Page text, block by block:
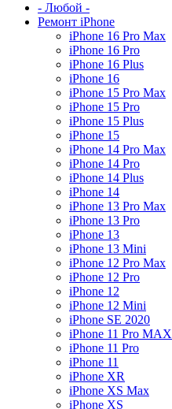
- Любой -
Ремонт iPhone
iPhone 16 Pro Max
iPhone 16 Pro
iPhone 16 Plus
iPhone 16
iPhone 15 Pro Max
iPhone 15 Pro
iPhone 15 Plus
iPhone 15
iPhone 14 Pro Max
iPhone 14 Pro
iPhone 14 Plus
iPhone 14
iPhone 13 Pro Max
iPhone 13 Pro
iPhone 13
iPhone 13 Mini
iPhone 12 Pro Max
iPhone 12 Pro
iPhone 12
iPhone 12 Mini
iPhone SE 2020
iPhone 11 Pro MAX
iPhone 11 Pro
iPhone 11
iPhone XR
iPhone XS Max
iPhone XS